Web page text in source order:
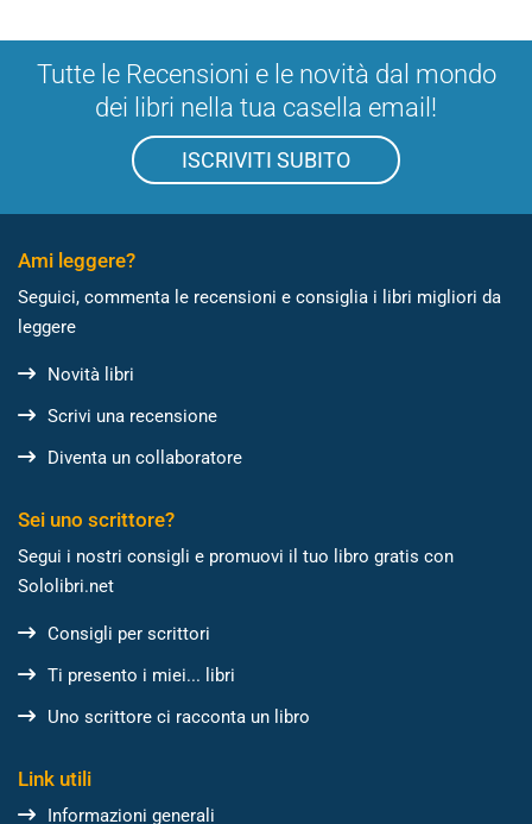
Tutte le Recensioni e le novità dal mondo
dei libri nella tua casella email!
ISCRIVITI SUBITO
Ami leggere?
Seguici, commenta le recensioni e consiglia i libri migliori da
leggere
Novità libri
Scrivi una recensione
Diventa un collaboratore
Sei uno scrittore?
Segui i nostri consigli e promuovi il tuo libro gratis con
Sololibri.net
Consigli per scrittori
Ti presento i miei... libri
Uno scrittore ci racconta un libro
Link utili
Informazioni generali